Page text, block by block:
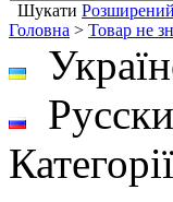
Шукати
Головна > Товар не
Категорії